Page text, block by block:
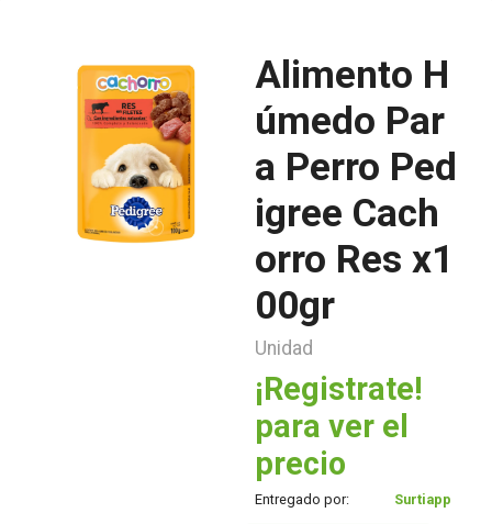
Alimento H
úmedo Par
a Perro Ped
igree Cach
orro Res x1
00gr
Unidad
¡Registrate!
para ver el
precio
Entregado por: Surtiapp